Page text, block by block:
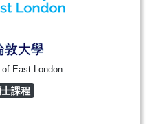
敦大學
East London
課程